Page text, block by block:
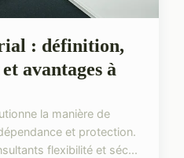
: définition,
avantages à
la manière de
et protection.
flexibilité et séc...